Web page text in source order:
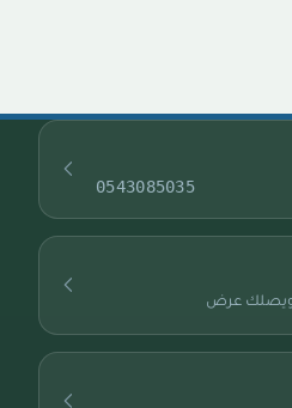
0543085035
عرض